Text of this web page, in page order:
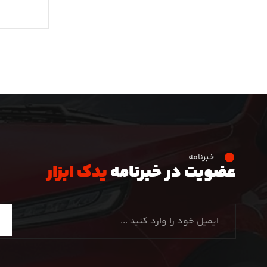
خبرنامه
عضویت در خبرنامهیدک ابزار